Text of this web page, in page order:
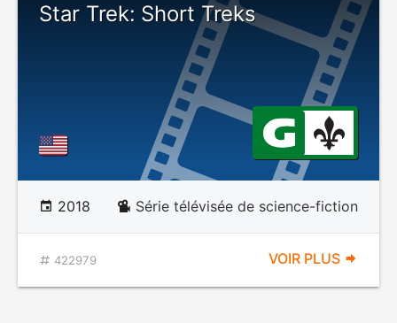
Star Trek: Short Treks
2018 Série télévisée de science-fiction
422979 VOIR PLUS